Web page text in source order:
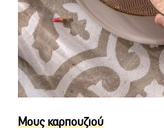
Μους καρπουζιού